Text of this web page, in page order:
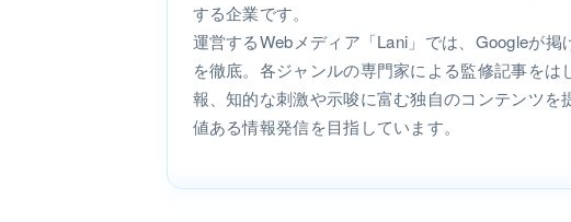
する企業です。
運営するWebメディア「Lani」では、Googleが
を徹底。各ジャンルの専門家による監修記事を
報、知的な刺激や示唆に富む独自のコンテンツ
値ある情報発信を目指しています。